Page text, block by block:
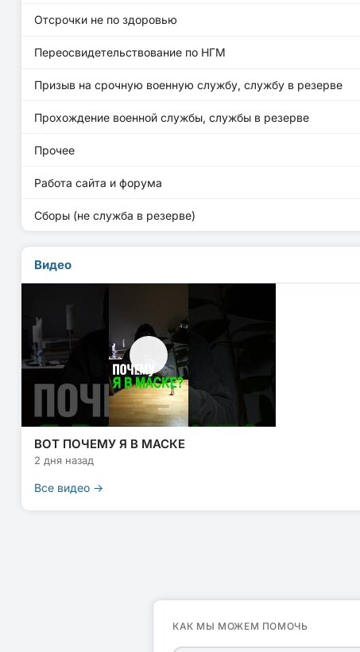
Отсрочки не по здоровью
Переосвидетельствование по НГМ
Призыв на срочную военную службу, службу в резерве
Прохождение военной службы, службы в резерве
Прочее
Работа сайта и форума
Сборы (не служба в резерве)
Видео
ВОТ ПОЧЕМУ Я В МАСКЕ
2 дня назад
Все видео →
КАК МЫ МОЖЕМ ПОМОЧЬ